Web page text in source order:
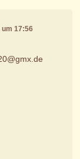
um 17:56